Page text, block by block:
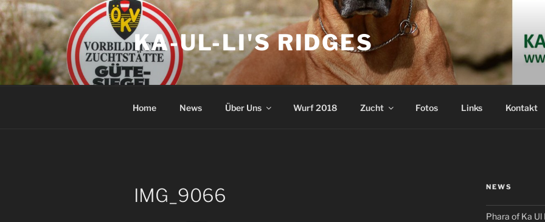
Zum
Inhalt
springen
KA-UL-LI'S RIDGES
Home News Über Uns Wurf 2018 Zucht Fotos Links Kontakt
IMG_9066 NEWS
Phara of Ka Ul